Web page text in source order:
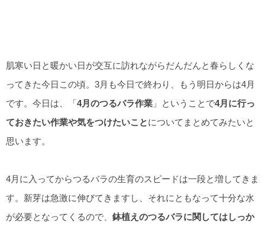
肌寒い日と暖かい日が交互に訪れながらだんだんと春らしくな
ってきた今日この頃。3月も今日で終わり、もう明日からは4月
です。今日は、「4月のつるバラ作業 」ということで4月に行っ
ておきたい作業や気をつけたいことについてまとめてみたいと
思います。
4月に入ってからつるバラの生育のスピードは一段と増してきま
す。新芽は急激に伸びてきますし、それにともなって十分な水
が必要となってくるので、 鉢植えのつるバラに関してはしっか